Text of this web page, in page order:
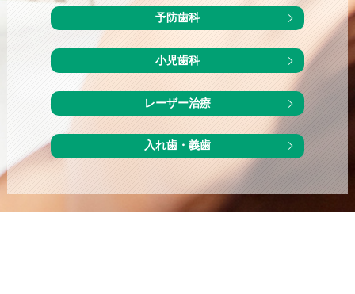
予防歯科
小児歯科
レーザー治療
入れ歯・義歯